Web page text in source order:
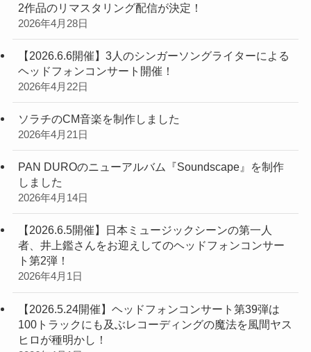
2作品のリマスタリング配信が決定！
2026年4月28日
【2026.6.6開催】3人のシンガーソングライターによる
ヘッドフォンコンサート開催！
2026年4月22日
ソラチのCM音楽を制作しました
2026年4月21日
PAN DUROのニューアルバム『Soundscape』を制作
しました
2026年4月14日
【2026.6.5開催】日本ミュージックシーンの第一人
者、井上鑑さんをお迎えしてのヘッドフォンコンサー
ト第2弾！
2026年4月1日
【2026.5.24開催】ヘッドフォンコンサート第39弾は
100トラックにも及ぶレコーディングの魔法を風間ヤス
ヒロが種明かし！